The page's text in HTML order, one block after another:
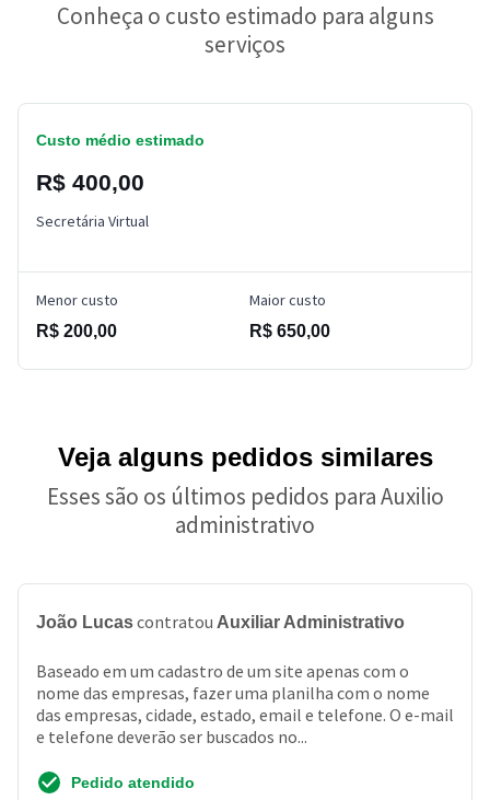
Conheça o custo estimado para alguns
serviços
Custo médio estimado
R$ 400,00
Secretária Virtual
Menor custo
R$ 200,00
Maior custo
R$ 650,00
Veja alguns pedidos similares
Esses são os últimos pedidos para Auxilio
administrativo
João Lucascontratou Auxiliar Administrativo
Baseado em um cadastro de um site apenas com o
nome das empresas, fazer uma planilha com o nome
das empresas, cidade, estado, email e telefone. O e-mail
e telefone deverão ser buscados no...
Pedido atendido